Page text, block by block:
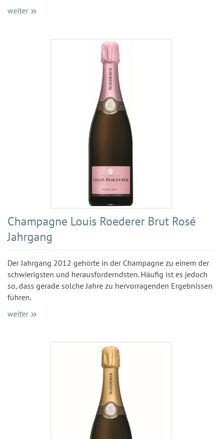
weiter
Champagne Louis Roederer Brut Rosé
Jahrgang
Der Jahrgang 2012 gehörte in der Champagne zu einem der
schwierigsten und herausforderndsten. Häufig ist es jedoch
so, dass gerade solche Jahre zu hervorragenden Ergebnissen
führen.
weiter